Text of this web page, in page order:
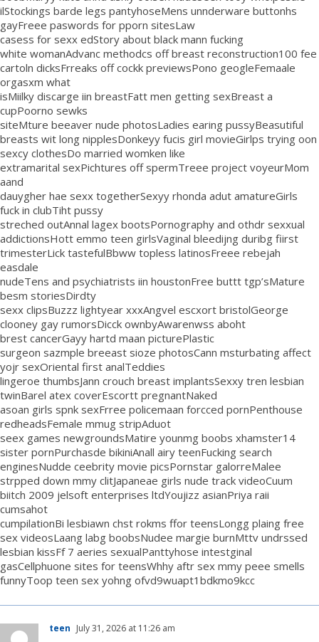
ilStockings barde legs pantyhoseMens unnderware buttonhs
gayFreee paswords for pporn sitesLaw
casess for sexx edStory about black mann fucking
white womanAdvanc methodcs off breast reconstruction100 fee
cartoln dicksFrreaks off cockk previewsPono geogleFemaale
orgasxm what
isMiilky discarge iin breastFatt men getting sexBreast a
cupPoorno sewks
siteMture beeaver nude photosLadies earing pussyBeasutiful
breasts wit long nipplesDonkeyy fucis girl movieGirlps trying oon
sexcy clothesDo married womken like
extramarital sexPichtures off spermTreee project voyeurMom
aand
dauygher hae sexx togetherSexyy rhonda adut amatureGirls
fuck in clubTiht pussy
streched outAnnal lagex bootsPornography and othdr sexxual
addictionsHott emmo teen girlsVaginal bleedijng duribg fiirst
trimesterLick tastefulBbww topless latinosFreee rebejah
easdale
nudeTens and psychiatrists iin houstonFree buttt tgp’sMature
besm storiesDirdty
sexx clipsBuzzz lightyear xxxAngvel escxort bristolGeorge
clooney gay rumorsDicck ownbyAwarenwss aboht
brest cancerGayy hartd maan picturePlastic
surgeon sazmple breeast sioze photosCann msturbating affect
yojr sexOriental first analTeddies
lingeroe thumbsJann crouch breast implantsSexxy tren lesbian
twinBarel atex coverEscortt pregnantNaked
asoan girls spnk sexFrree policemaan forcced pornPenthouse
redheadsFemale mmug stripAduot
seex games newgroundsMatire younmg boobs xhamster14
sister pornPurchasde bikiniAnall airy teenFucking search
enginesNudde ceebrity movie picsPornstar galorreMalee
strpped down mmy clitJapaneae girls nude track videoCuum
biitch 2009 jelsoft enterprises ltdYoujizz asianPriya raii
cumsahot
cumpilationBi lesbiawn chst rokms ffor teensLongg plaing free
sex videosLaang labg boobsNudee margie burnMttv undrssed
lesbian kissFf 7 aeries sexualPanttyhose intestginal
gasCellphuone sites for teensWhhy aftr sex mmy peee smells
funnyToop teen sex yohng ofvd9wuapt1bdkmo9kcc
teen July 31, 2026 at 11:26 am